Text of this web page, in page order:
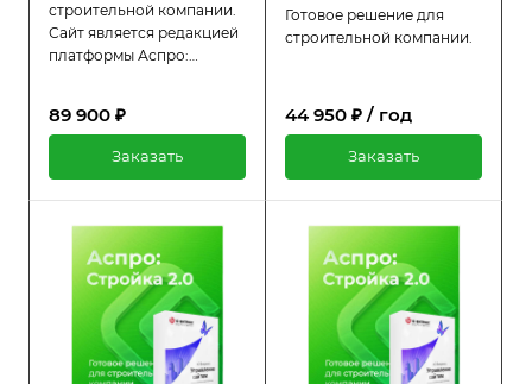
строительной компании.
Сайт является редакцией
платформы Аспро:
формируйте имидж
89 900 ₽
Заказать
Готовое решение для
строительной компании.
44 950 ₽ / год
Заказать